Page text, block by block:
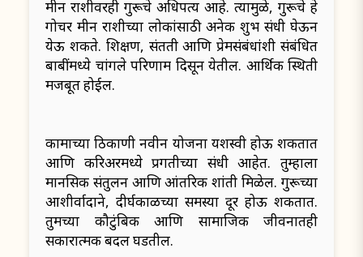
मीन राशीवरही गुरूचे अधिपत्य आहे. त्यामुळे, गुरूचे हे
गोचर मीन राशीच्या लोकांसाठी अनेक शुभ संधी घेऊन
येऊ शकते. शिक्षण, संतती आणि प्रेमसंबंधांशी संबंधित
बाबींमध्ये चांगले परिणाम दिसून येतील. आर्थिक स्थिती
मजबूत होईल.
कामाच्या ठिकाणी नवीन योजना यशस्वी होऊ शकतात
आणि करिअरमध्ये प्रगतीच्या संधी आहेत. तुम्हाला
मानसिक संतुलन आणि आंतरिक शांती मिळेल. गुरूच्या
आशीर्वादाने, दीर्घकाळच्या समस्या दूर होऊ शकतात.
तुमच्या कौटुंबिक आणि सामाजिक जीवनातही
सकारात्मक बदल घडतील.